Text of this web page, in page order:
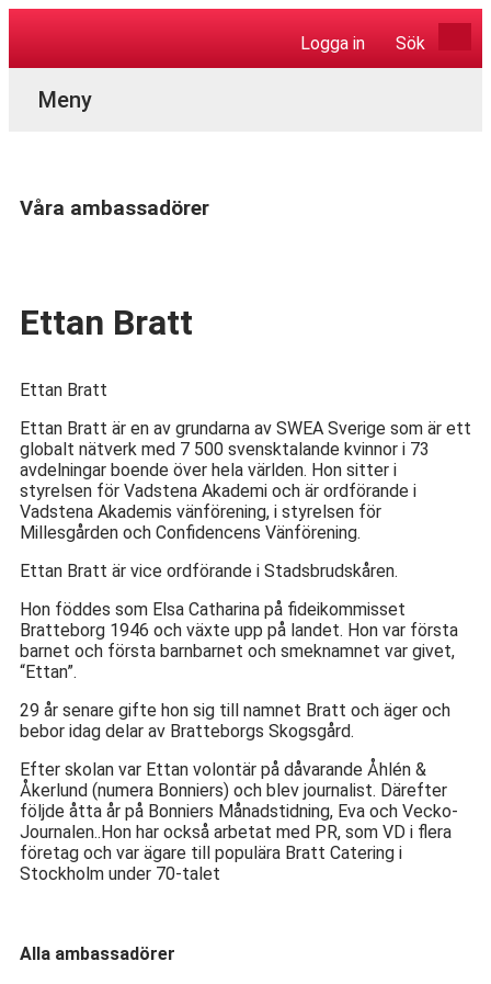
Logga in Sök
Våra ambassadörer
Ettan Bratt
Ettan Bratt
Ettan Bratt är en av grundarna av SWEA Sverige som är ett
globalt nätverk med 7 500 svensktalande kvinnor i 73
avdelningar boende över hela världen. Hon sitter i
styrelsen för Vadstena Akademi och är ordförande i
Vadstena Akademis vänförening, i styrelsen för
Millesgården och Confidencens Vänförening.
Ettan Bratt är vice ordförande i Stadsbrudskåren.
Hon föddes som Elsa Catharina på fideikommisset
Bratteborg 1946 och växte upp på landet. Hon var första
barnet och första barnbarnet och smeknamnet var givet,
“Ettan”.
29 år senare gifte hon sig till namnet Bratt och äger och
bebor idag delar av Bratteborgs Skogsgård.
Efter skolan var Ettan volontär på dåvarande Åhlén &
Åkerlund (numera Bonniers) och blev journalist. Därefter
följde åtta år på Bonniers Månadstidning, Eva och Vecko-
Journalen..Hon har också arbetat med PR, som VD i flera
företag och var ägare till populära Bratt Catering i
Stockholm under 70-talet
Alla ambassadörer